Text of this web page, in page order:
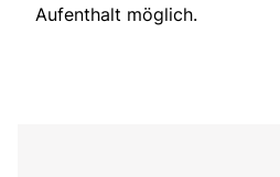
Aufenthalt möglich.